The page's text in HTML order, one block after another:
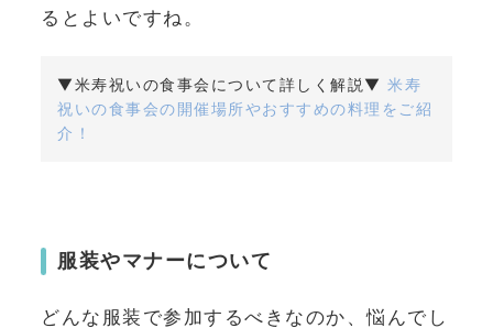
るとよいですね。
▼米寿祝いの食事会について詳しく解説▼ 米寿
祝いの食事会の開催場所やおすすめの料理をご紹
介！
服装やマナーについて
どんな服装で参加するべきなのか、悩んでし